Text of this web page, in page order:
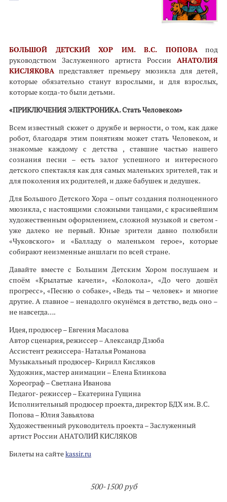
БОЛЬШОЙ ДЕТСКИЙ ХОР ИМ. В.С. ПОПОВАпод
руководством Заслуженного артиста России АНАТОЛИЯ
КИСЛЯКОВАпредставляет премьеру мюзикла для детей,
которые обязательно станут взрослыми, и для взрослых,
которые когда-то были детьми.
«ПРИКЛЮЧЕНИЯ ЭЛЕКТРОНИКА. Стать Человеком»
Всем известный сюжет о дружбе и верности, о том, как даже
робот, благодаря этим понятиям может стать Человеком, и
знакомые каждому с детства , ставшие частью нашего
сознания песни – есть залог успешного и интересного
детского спектакля как для самых маленьких зрителей, так и
для поколения их родителей, и даже бабушек и дедушек.
Для Большого Детского Хора – опыт создания полноценного
мюзикла, с настоящими сложными танцами, с красивейшим
художественным оформлением, сложной музыкой и светом -
уже далеко не первый. Юные зрители давно полюбили
«Чуковского» и «Балладу о маленьком герое», которые
собирают неизменные аншлаги по всей стране.
Давайте вместе с Большим Детским Хором послушаем и
споём «Крылатые качели», «Колокола», «До чего дошёл
прогресс», «Песню о собаке», «Ведь ты – человек» и многие
другие. А главное – ненадолго окунёмся в детство, ведь оно –
не навсегда….
Идея, продюсер – Евгения Масалова
Автор сценария, режиссер – Александр Дзюба
Ассистент режиссера- Наталья Романова
Музыкальный продюсер- Кирилл Кисляков
Художник, мастер анимации – Елена Блинкова
Хореограф – Светлана Иванова
Педагог- режиссер – Екатерина Гущина
Исполнительный продюсер проекта, директор БДХ им. В.С.
Попова – Юлия Завьялова
Художественный руководитель проекта – Заслуженный
артист России АНАТОЛИЙ КИСЛЯКОВ
Билеты на сайтеkassir.ru
500-1500 руб